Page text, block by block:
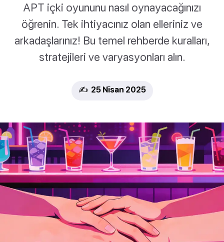
APT içki oyununu nasıl oynayacağınızı
öğrenin. Tek ihtiyacınız olan elleriniz ve
arkadaşlarınız! Bu temel rehberde kuralları,
stratejileri ve varyasyonları alın.
✍️ 25 Nīsan 2025